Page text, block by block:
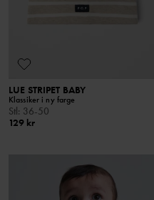
LUE STRIPET BABY
Klassiker i ny farge
Stl : 36-50
129 kr